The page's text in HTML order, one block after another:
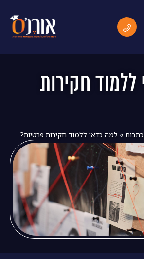
חקירות
» למה כדאי ללמוד חקירות פרטיות?